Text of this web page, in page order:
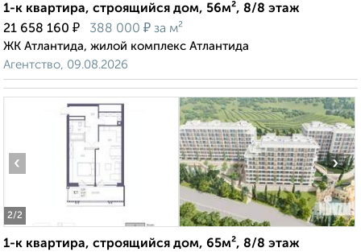
1-к квартира, строящийся дом, 56м², 8/8 этаж
21 658 160 ₽ 388 000 ₽ за м²
ЖК Атлантида, жилой комплекс Атлантида
Агентство, 09.08.2026
2/2
‹ ›
1-к квартира, строящийся дом, 65м², 8/8 этаж